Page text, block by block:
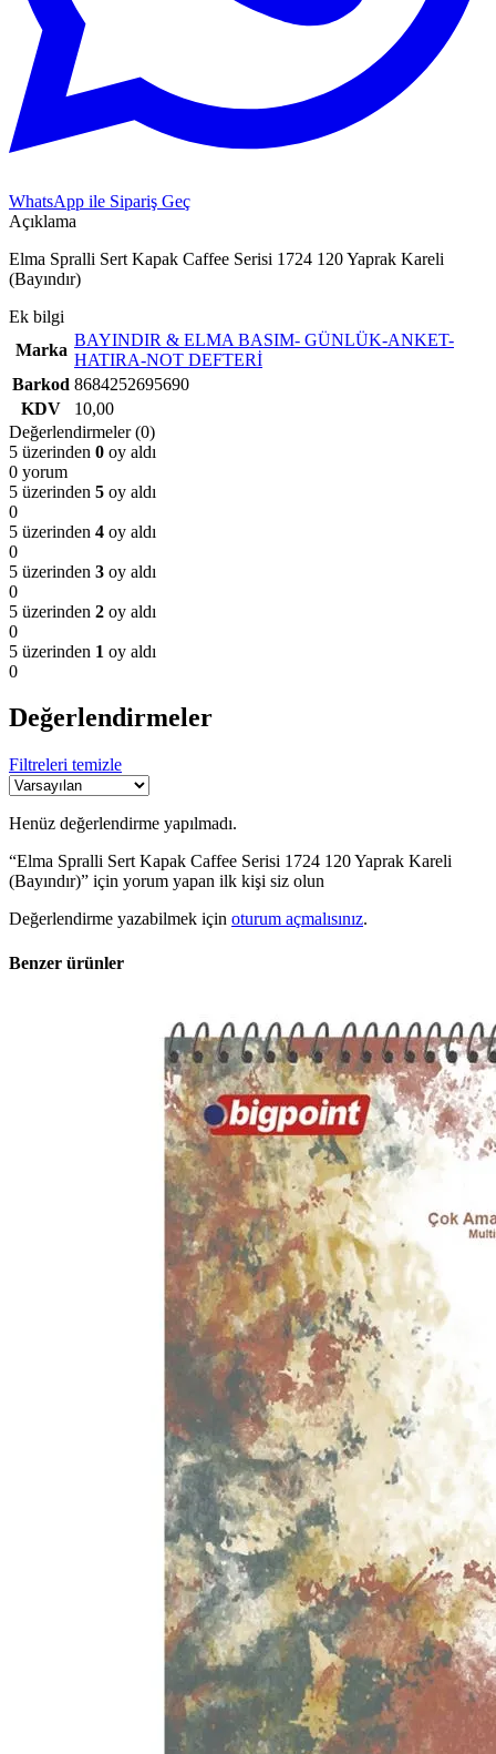
WhatsApp ile Sipariş Geç
Açıklama
Elma Spralli Sert Kapak Caffee Serisi 1724 120 Yaprak Kareli
(Bayındır)
Ek bilgi
Marka
BAYINDIR & ELMA BASIM- GÜNLÜK-ANKET-
HATIRA-NOT DEFTERİ
Barkod 8684252695690
KDV
10,00
Değerlendirmeler (0)
5 üzerinden 0 oy aldı
0 yorum
5 üzerinden 5 oy aldı
0
5 üzerinden 4 oy aldı
0
5 üzerinden 3 oy aldı
0
5 üzerinden 2 oy aldı
0
5 üzerinden 1 oy aldı
0
Değerlendirmeler
Filtreleri temizle
Henüz değerlendirme yapılmadı.
“Elma Spralli Sert Kapak Caffee Serisi 1724 120 Yaprak Kareli
(Bayındır)” için yorum yapan ilk kişi siz olun
Değerlendirme yazabilmek için oturum açmalısınız.
Benzer ürünler